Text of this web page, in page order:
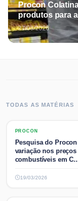
Procon
produtos para
27/03/2026
TODAS AS MATÉRIAS
PROCON
PROCON
Pesquisa do
variação nos
combustíveis em
19/03/2026